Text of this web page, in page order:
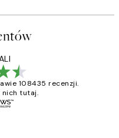
108435 recenzji.
nich tutaj.